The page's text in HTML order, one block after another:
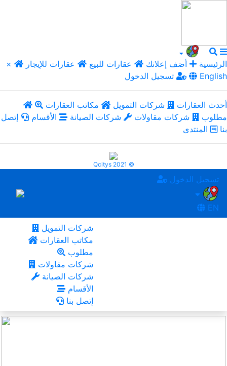
× الرئيسية أضف إعلانك عقارات للبيع
عقارات للإيجار
تسجيل الدخول
English
أحدث العقارات شركات التمويل
مكاتب العقارات
مطلوب
شركات مقاولات شركات الصيانة الأقسام
إتصل
بنا
المنتدى
Qcitys 2021 ©
تسجيل الدخول
EN
شركات التمويل
مكاتب العقارات
مطلوب
شركات مقاولات
شركات الصيانة
الأقسام
إتصل بنا